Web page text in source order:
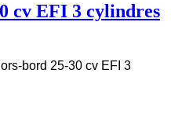
cv EFI 3 cylindres
bord 25-30 cv EFI 3